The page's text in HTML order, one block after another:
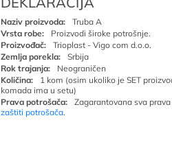
Naziv proizvoda:
Truba A
Vrsta robe:
Proizvodi široke potrošnje.
Proizvođač:
Trioplast - Vigo com d.o.o.
Zemlja porekla:
Srbija
Rok trajanja:
Neograničen
Količina:
1 kom (osim ukoliko je SET
komada ima u setu)
Prava potrošača:
Zagarantovana sva
zaštiti potrošača.